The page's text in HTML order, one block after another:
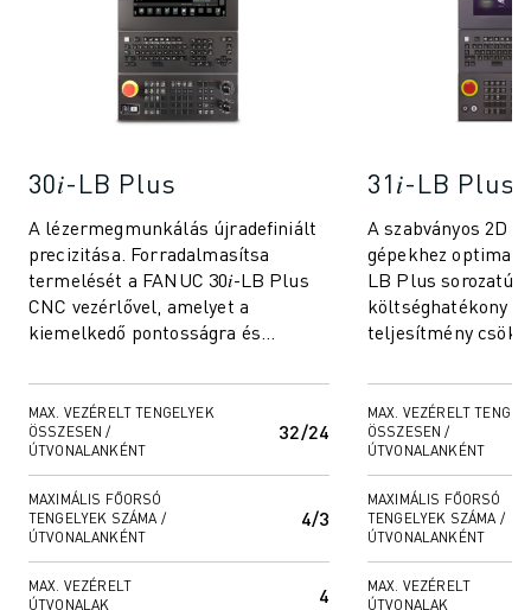
ALAKÍTSA JÖVŐJÉT A FANUC-KAL
CSATLAKOZZON HOZZÁNK " KARRIER PORTÁL
TELEPHELYEK
30𝑖-LB Plus
A lézermegmunkálás újradefiniált
precizitása. Forradalmasítsa
termelését a FANUC 30𝑖-LB Plus
CNC vezérlővel, amelyet a
kiemelkedő pontosságra és
rendszer kiválóan telj...
MAX. VEZÉRELT TENGELYEK
ÖSSZESEN /
ÚTVONALANKÉNT
32/24
MAXIMÁLIS FŐORSÓ
TENGELYEK SZÁMA /
ÚTVONALANKÉNT
4/3
MAX. VEZÉRELT
ÚTVONALAK
4
31𝑖-LB Plus
A szabványos 2D
gépekhez
LB Plus sorozatú
költséghatékony
teljesítmény
MAX. VEZÉRELT
ÖSSZESEN /
ÚTVONALANKÉNT
MAXIMÁLIS FŐORSÓ
TENGELYEK SZÁMA /
ÚTVONALANKÉNT
MAX. VEZÉRELT
ÚTVONALAK